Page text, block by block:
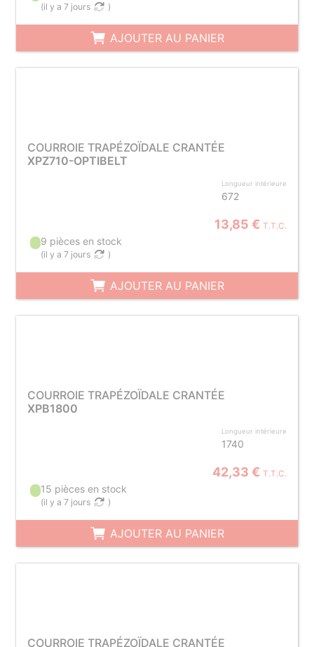
(il y a 7 jours )
AJOUTER AU PANIER
COURROIE TRAPÉZOÏDALE CRANTÉE
XPZ710-OPTIBELT
Longueur intérieure
672
13,85 € T.T.C.
9 pièces en stock
(il y a 7 jours )
AJOUTER AU PANIER
COURROIE TRAPÉZOÏDALE CRANTÉE
XPB1800
Longueur intérieure
1740
42,33 € T.T.C.
15 pièces en stock
(il y a 7 jours )
AJOUTER AU PANIER
COURROIE TRAPÉZOÏDALE CRANTÉE